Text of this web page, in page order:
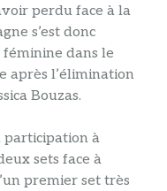
perdu face à la
s’est donc
dans le
après l’élimination
Bouzas.
participation à
sets face à
premier set très